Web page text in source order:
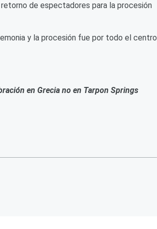
de espectadores para la procesión
y la procesión fue por todo el centro
en Grecia no en Tarpon Springs